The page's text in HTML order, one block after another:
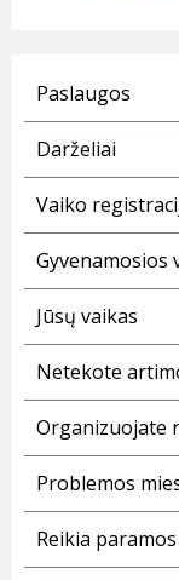
Paslaugos
Darželiai
Vaiko
Gyvenamosios
Jūsų vaikas
Netekote
Organizuojate
Problemos
Reikia paramos